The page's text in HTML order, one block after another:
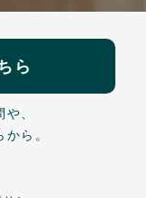
ら
、
ら。